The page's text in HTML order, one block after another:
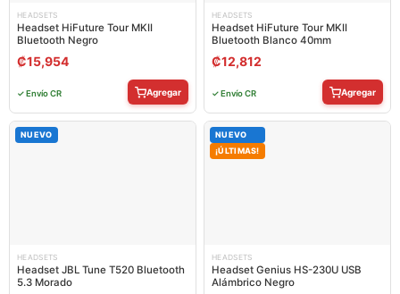
HEADSETS
Headset HiFuture Tour MKII
Bluetooth Negro
₡15,954
✓ Envío CR Agregar
HEADSETS
Headset HiFuture Tour MKII
Bluetooth Blanco 40mm
₡12,812
✓ Envío CR Agregar
NUEVO
HEADSETS
Headset JBL Tune T520 Bluetooth
5.3 Morado
NUEVO
¡ÚLTIMAS!
HEADSETS
Headset Genius HS-230U USB
Alámbrico Negro